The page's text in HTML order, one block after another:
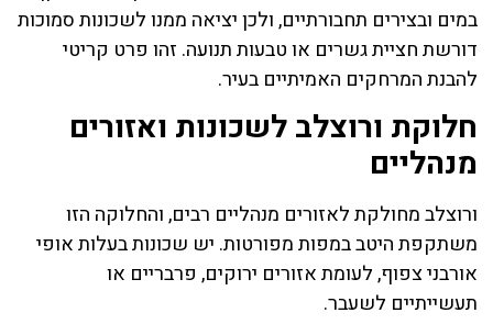
במים ובצירים תחבורתיים, ולכן יציאה ממנו לשכונות סמוכות
דורשת חציית גשרים או טבעות תנועה. זהו פרט קריטי
להבנת המרחקים האמיתיים בעיר.
חלוקת ורוצלב לשכונות ואזורים
מנהליים
ורוצלב מחולקת לאזורים מנהליים רבים, והחלוקה הזו
משתקפת היטב במפות מפורטות. יש שכונות בעלות אופי
אורבני צפוף, לעומת אזורים ירוקים, פרבריים או
תעשייתיים לשעבר.